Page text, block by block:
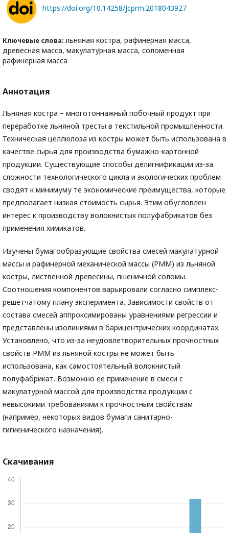
https://doi.org/10.14258/jcprm.2018043927
Ключевые слова: льняная костра, рафинерная масса,
древесная масса, макулатурная масса, соломенная
рафинерная масса
Аннотация
Льняная костра – многотоннажный побочный продукт при
переработке льняной тресты в текстильной промышленности.
Техническая целлюлоза из костры может быть использована в
качестве сырья для производства бумажно-картонной
продукции. Существующие способы делигнификации из-за
сложности технологического цикла и экологических проблем
сводят к минимуму те экономические преимущества, которые
предполагает низкая стоимость сырья. Этим обусловлен
интерес к производству волокнистых полуфабрикатов без
применения химикатов.
Изучены бумагообразующие свойства смесей макулатурной
массы и рафинерной механической массы (РММ) из льняной
костры, лиственной древесины, пшеничной соломы.
Соотношения компонентов варьировали согласно симплекс-
решетчатому плану эксперимента. Зависимости свойств от
состава смесей аппроксимированы уравнениями регрессии и
представлены изолиниями в барицентрических координатах.
Установлено, что из-за неудовлетворительных прочностных
свойств РММ из льняной костры не может быть
использована, как самостоятельный волокнистый
полуфабрикат. Возможно ее применение в смеси с
макулатурной массой для производства продукции с
невысокими требованиями к прочностным свойствам
(например, некоторых видов бумаги санитарно-
гигиенического назначения).
Скачивания